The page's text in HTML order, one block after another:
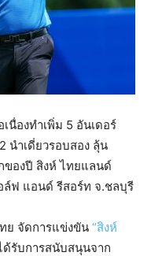
นื่องทำเพิ่ม 5 อันเดอร์
นำเดี่ยวรอบสอง ลุ้น
ของปี สิงห์ ไทยแลนด์
ฟ แอนด์ รีสอร์ท จ.ชลบุรี
ย จัดการแข่งขัน “สิงห์
ด้รับการสนับสนุนจาก